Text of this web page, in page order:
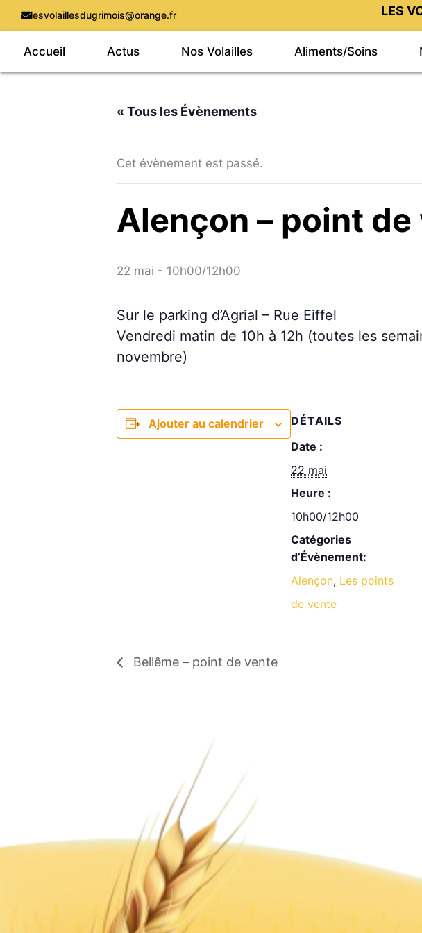
Aller
au
contenu
lesvolaillesdugrimois@orange.fr LES
Accueil Actus Nos Volailles Aliments/Soins
« Tous les Évènements
Cet évènement est passé.
Alençon – point de
22 mai - 10h00/12h00
Sur le parking d’Agrial – Rue Eiffel
Vendredi matin de 10h à 12h (toutes les
novembre)
Ajouter au calendrier
DÉTAILS
Date :
22 mai
Heure :
10h00/12h00
Catégories
d’Évènement:
Alençon, Les points
de vente
Bellême – point de vente